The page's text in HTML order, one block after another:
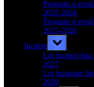
Program si
2025-2026
Program si
2025-2026
Jucatori
Toggle
sub-
menu
Lot jucatori liga
2027
Lot jucatoare
2026